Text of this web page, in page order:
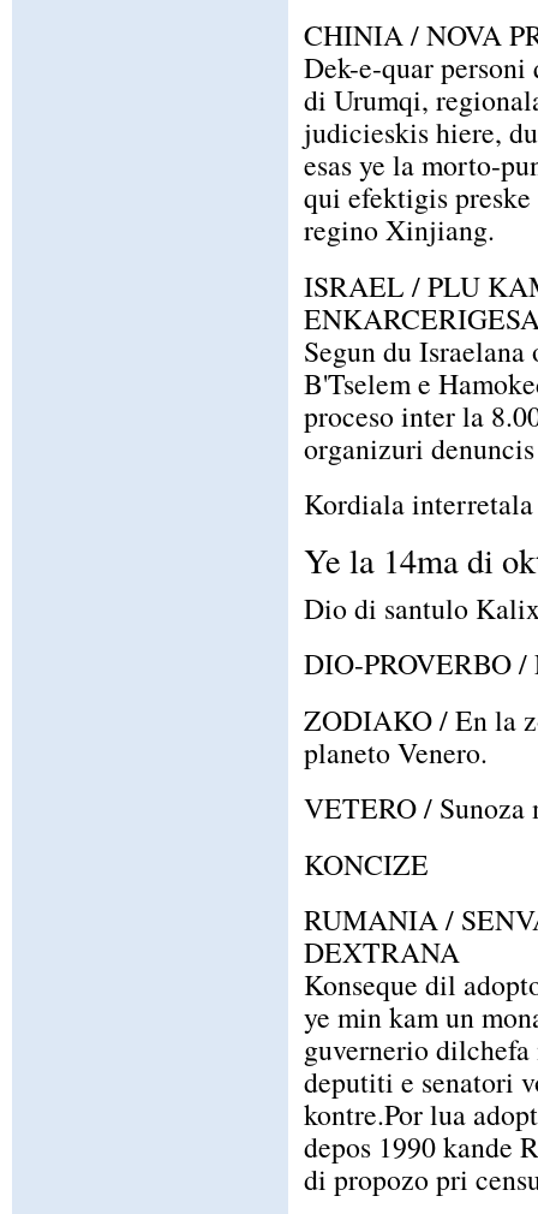
CHINIA / NOVA
Dek-e-quar
di Urumqi,
judicieskis hiere,
esas ye la morto-
qui efektigis
regino Xinjiang.
ISRAEL / PLU
Segun du
B'Tselem e
proceso inter la
organizuri
Kordiala
Ye la 14ma di
Dio di santulo
DIO-PROVERBO /
ZODIAKO / En la
planeto Venero.
VETERO / Sunoza
KONCIZE
RUMANIA /
DEXTRANA
Konseque dil
ye min kam un
guvernerio
deputiti e senatori
kontre.Por lua
depos 1990 kande
di propozo pri